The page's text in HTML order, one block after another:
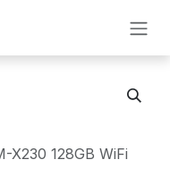
X230 128GB WiFi